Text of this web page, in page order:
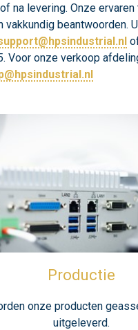
na levering. Onze
vakkundig beantwoorden.
Voor onze verkoop
Productie
onze producten
uitgeleverd.